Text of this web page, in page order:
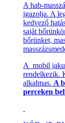
A hab-
igazolja. A
kedvező
saját
bőrünket,
A mobil
rendelkezik.
alkalmas. A
perceken